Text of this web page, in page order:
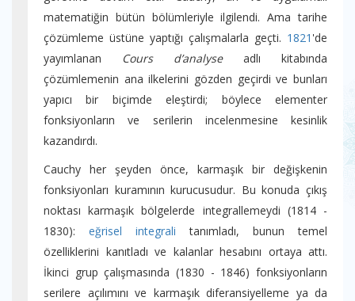
matematiğin bütün bölümleriyle ilgilendi. Ama tarihe
çözümleme üstüne yaptığı çalışmalarla geçti. 1821 'de
yayımlanan
Cours d’analyseadlı kitabında
çözümlemenin ana ilkelerini gözden geçirdi ve bunları
yapıcı bir biçimde eleştirdi; böylece elementer
fonksiyonların ve serilerin incelenmesine kesinlik
kazandırdı.
Cauchy her şeyden önce, karmaşık bir değişkenin
fonksiyonları kuramının kurucusudur. Bu konuda çıkış
noktası karmaşık bölgelerde integrallemeydi (1814 -
1830): eğrisel integrali tanımladı, bunun temel
özelliklerini kanıtladı ve kalanlar hesabını ortaya attı.
İkinci grup çalışmasında (1830 - 1846) fonksiyonların
serilere açılımını ve karmaşık diferansiyelleme ya da